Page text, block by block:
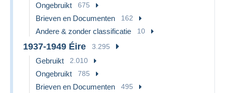
Ongebruikt 675
Brieven en Documenten 162
Andere & zonder classificatie 10
1937-1949 Éire 3.295
Gebruikt 2.010
Ongebruikt 785
Brieven en Documenten 495